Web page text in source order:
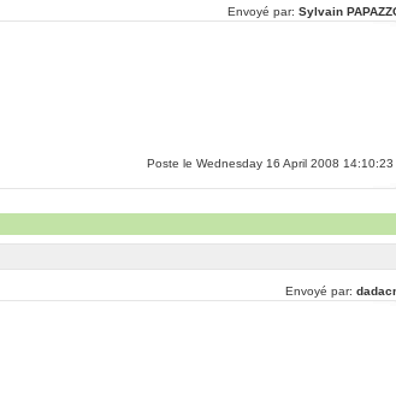
Envoyé par: Sylvain
Poste le Wednesday 16 April 2008 14:10:23
Envoyé par: